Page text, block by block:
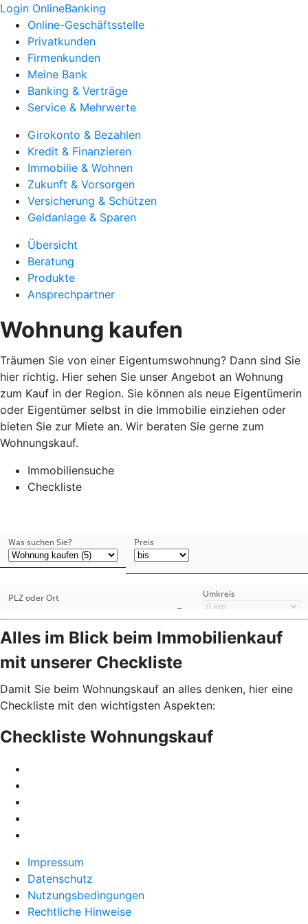
Login OnlineBanking
Online-Geschäftsstelle
Privatkunden
Firmenkunden
Meine Bank
Banking & Verträge
Service & Mehrwerte
Girokonto & Bezahlen
Kredit & Finanzieren
Immobilie & Wohnen
Zukunft & Vorsorgen
Versicherung & Schützen
Geldanlage & Sparen
Übersicht
Beratung
Produkte
Ansprechpartner
Wohnung kaufen
Träumen Sie von einer Eigentumswohnung? Dann sind Sie
hier richtig. Hier sehen Sie unser Angebot an Wohnung
zum Kauf in der Region. Sie können als neue Eigentümerin
oder Eigentümer selbst in die Immobilie einziehen oder
bieten Sie zur Miete an. Wir beraten Sie gerne zum
Wohnungskauf.
Immobiliensuche
Checkliste
Alles im Blick beim Immobilienkauf
mit unserer Checkliste
Damit Sie beim Wohnungskauf an alles denken, hier eine
Checkliste mit den wichtigsten Aspekten:
Checkliste Wohnungskauf
Impressum
Datenschutz
Nutzungsbedingungen
Rechtliche Hinweise